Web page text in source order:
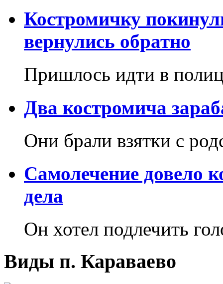
Костромичку
вернулись обратно
Пришлось идти в
Два костромича
Они брали взятки с
Самолечение довело
дела
Он хотел подлечить
Виды п. Караваево